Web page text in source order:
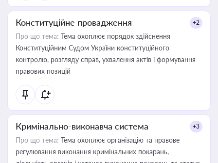
Конституційне провадження +2
Про що тема: Тема охоплює порядок здійснення
Конституційним Судом України конституційного
контролю, розгляду справ, ухвалення актів і формування
правових позицій
Кримінально-виконавча система +3
Про що тема: Тема охоплює організацію та правове
регулювання виконання кримінальних покарань,